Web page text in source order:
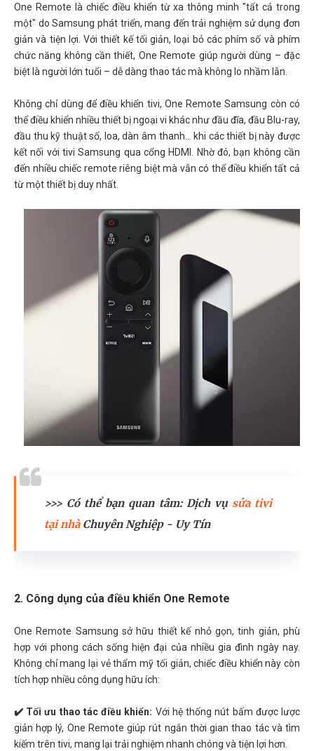
One Remote là chiếc điều khiển từ xa thông minh "tất cả trong
một" do Samsung phát triển, mang đến trải nghiệm sử dụng đơn
giản và tiện lợi. Với thiết kế tối giản, loại bỏ các phím số và phím
chức năng không cần thiết, One Remote giúp người dùng – đặc
biệt là người lớn tuổi – dễ dàng thao tác mà không lo nhầm lẫn.
Không chỉ dùng để điều khiển tivi, One Remote Samsung còn có
thể điều khiển nhiều thiết bị ngoại vi khác như đầu đĩa, đầu Blu-ray,
đầu thu kỹ thuật số, loa, dàn âm thanh… khi các thiết bị này được
kết nối với tivi Samsung qua cổng HDMI. Nhờ đó, bạn không cần
đến nhiều chiếc remote riêng biệt mà vẫn có thể điều khiển tất cả
từ một thiết bị duy nhất.
>>> Có thể bạn quan tâm: Dịch vụ sửa tivi
tại nhàChuyên Nghiệp - Uy Tín
2. Công dụng của điều khiển One Remote
One Remote Samsung sở hữu thiết kế nhỏ gọn, tinh giản, phù
hợp với phong cách sống hiện đại của nhiều gia đình ngày nay.
Không chỉ mang lại vẻ thẩm mỹ tối giản, chiếc điều khiển này còn
tích hợp nhiều công dụng hữu ích:
✔️ Tối ưu thao tác điều khiển: Với hệ thống nút bấm được lược
giản hợp lý, One Remote giúp rút ngắn thời gian thao tác và tìm
kiếm trên tivi, mang lại trải nghiệm nhanh chóng và tiện lợi hơn.